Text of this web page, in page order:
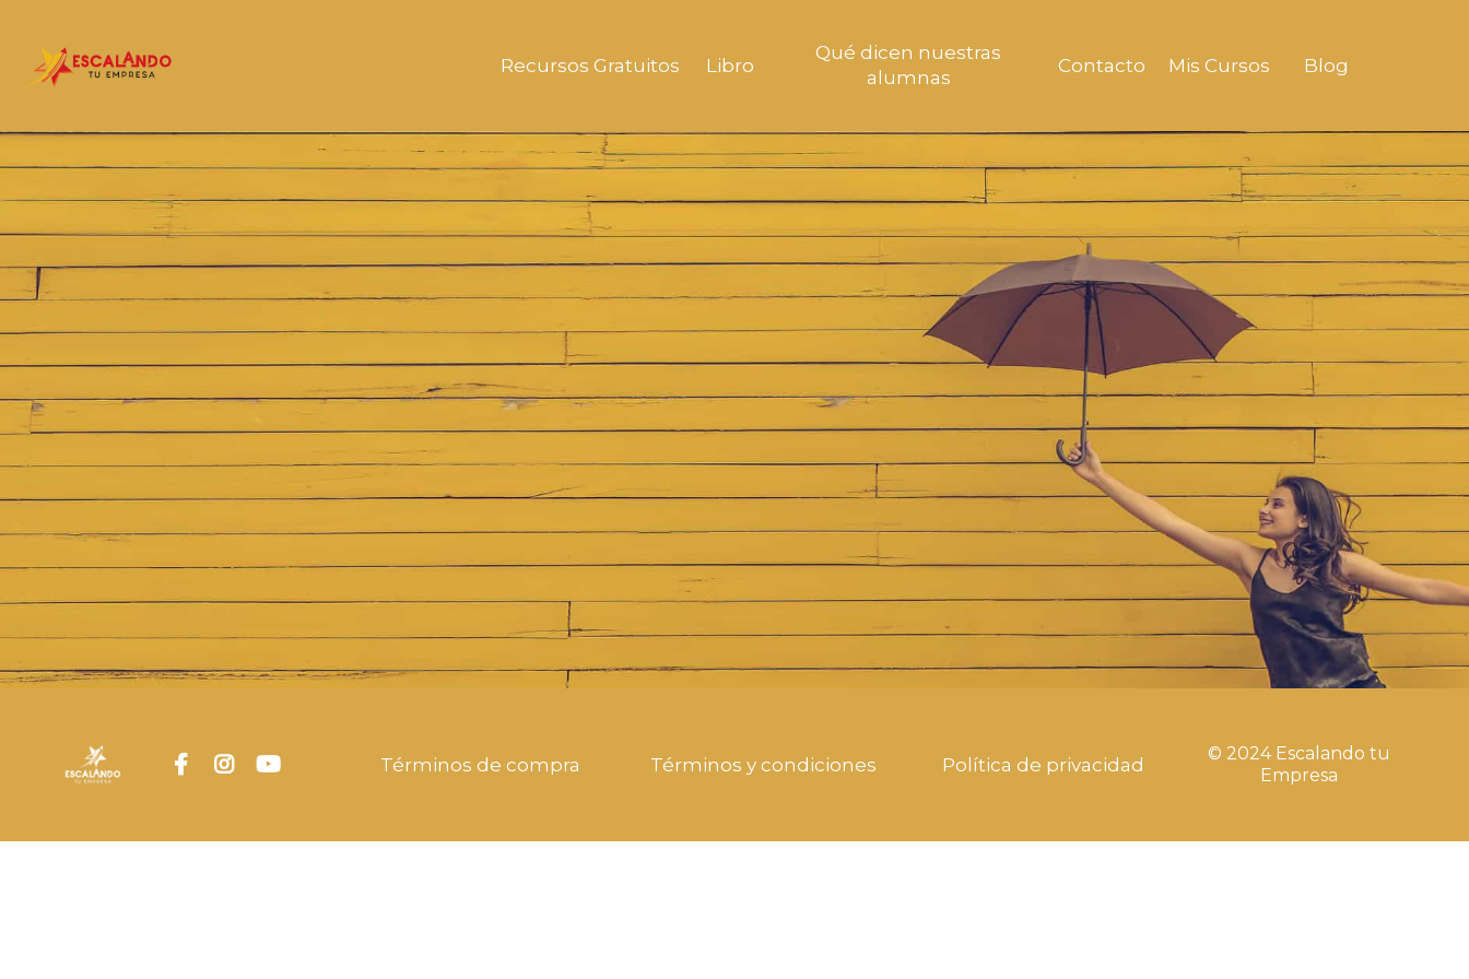
Recursos Gratuitos Libro
Qué dicen nuestras
alumnas
Contacto Mis Cursos Blog
CONTACTO
escalandotuempresa@gmail.com
Solo WhatsApp para atención:https://wa.me/+34674608482
Términos de compra Términos y condiciones Política de privacidad
© 2024 Escalando tu
Empresa